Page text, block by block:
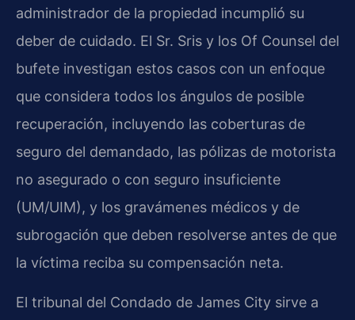
administrador de la propiedad incumplió su
deber de cuidado. El Sr. Sris y los Of Counsel del
bufete investigan estos casos con un enfoque
que considera todos los ángulos de posible
recuperación, incluyendo las coberturas de
seguro del demandado, las pólizas de motorista
no asegurado o con seguro insuficiente
(UM/UIM), y los gravámenes médicos y de
subrogación que deben resolverse antes de que
la víctima reciba su compensación neta.
El tribunal del Condado de James City sirve a